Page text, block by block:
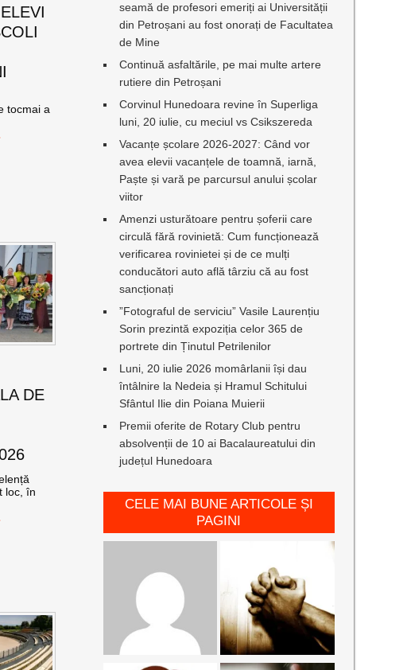
tocmai a
DE
loc, în
seamă de profesori emeriți ai Universității
din Petroșani au fost onorați de Facultatea
de Mine
Continuă asfaltările, pe mai multe artere
rutiere din Petroșani
Corvinul Hunedoara revine în Superliga
luni, 20 iulie, cu meciul vs Csikszereda
Vacanțe școlare 2026-2027: Când vor
avea elevii vacanțele de toamnă, iarnă,
Paște și vară pe parcursul anului școlar
viitor
Amenzi usturătoare pentru șoferii care
circulă fără rovinietă: Cum funcționează
verificarea rovinietei și de ce mulți
conducători auto află târziu că au fost
sancționați
”Fotograful de serviciu” Vasile Laurențiu
Sorin prezintă expoziția celor 365 de
portrete din Ținutul Petrilenilor
Luni, 20 iulie 2026 momârlanii își dau
întâlnire la Nedeia și Hramul Schitului
Sfântul Ilie din Poiana Muierii
Premii oferite de Rotary Club pentru
absolvenții de 10 ai Bacalaureatului din
județul Hunedoara
CELE MAI BUNE ARTICOLE ȘI
PAGINI